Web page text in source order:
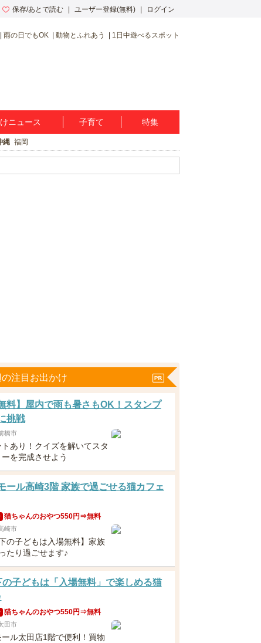
保存/あとで読む ユーザー登録(無料) ログイン
雨の日でもOK 動物とふれあう 1日中遊べるスポット
ニュース 子育て 特集
縄 福岡
注目お出かけ
料】屋内で雨も暑さもOK！スタンプ
挑戦
橋市
あり！クイズを解いてスタ
を完成させよう
ール高崎3階 家族で過ごせる猫カフェ
猫ちゃんのおやつ550円⇒無料
崎市
の子どもは入場無料】家族
たり過ごせます♪
の子どもは「入場無料」で楽しめる猫
猫ちゃんのおやつ550円⇒無料
田市
ル太田店1階で便利！買物